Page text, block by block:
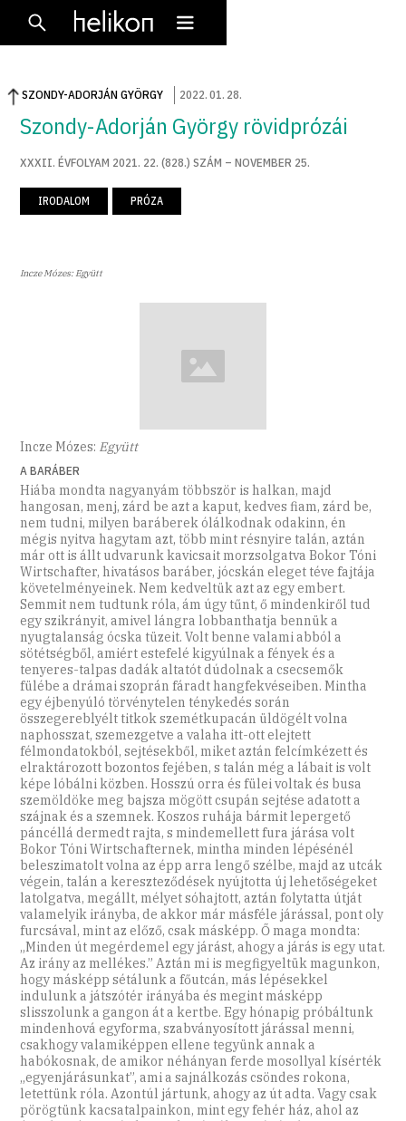
SZONDY-ADORJÁN GYÖRGY 2022.01. 28.
Szondy-Adorján György rövidprózái
XXXII. ÉVFOLYAM 2021. 22. (828.) SZÁM – NOVEMBER 25.
IRODALOM PRÓZA
Incze Mózes: Együtt
Incze Mózes: Együtt
A BARÁBER
Hiába mondta nagyanyám többször is halkan, majd
hangosan, menj, zárd be azt a kaput, kedves fiam, zárd be,
nem tudni, milyen baráberek ólálkodnak odakinn, én
mégis nyitva hagytam azt, több mint résnyire talán, aztán
már ott is állt udvarunk kavicsait morzsolgatva Bokor Tóni
Wirtschafter, hivatásos baráber, jócskán eleget téve fajtája
követelményeinek. Nem kedveltük azt az egy embert.
Semmit nem tudtunk róla, ám úgy tűnt, ő mindenkiről tud
egy szikrányit, amivel lángra lobbanthatja bennük a
nyugtalanság ócska tüzeit. Volt benne valami abból a
sötétségből, amiért estefelé kigyúlnak a fények és a
tenyeres-talpas dadák altatót dúdolnak a csecsemők
fülébe a drámai szoprán fáradt hangfekvéseiben. Mintha
egy éjbenyúló törvénytelen ténykedés során
összegereblyélt titkok szemétkupacán üldögélt volna
naphosszat, szemezgetve a valaha itt-ott elejtett
félmondatokból, sejtésekből, miket aztán felcímkézett és
elraktározott bozontos fejében, s talán még a lábait is volt
képe lóbálni közben. Hosszú orra és fülei voltak és busa
szemöldöke meg bajsza mögött csupán sejtése adatott a
szájnak és a szemnek. Koszos ruhája bármit lepergető
páncéllá dermedt rajta, s mindemellett fura járása volt
Bokor Tóni Wirtschafternek, mintha minden lépésénél
beleszimatolt volna az épp arra lengő szélbe, majd az utcák
végein, talán a kereszteződések nyújtotta új lehetőségeket
latolgatva, megállt, mélyet sóhajtott, aztán folytatta útját
valamelyik irányba, de akkor már másféle járással, pont oly
furcsával, mint az előző, csak másképp. Ő maga mondta:
„Minden út megérdemel egy járást, ahogy a járás is egy utat.
Az irány az mellékes.” Aztán mi is megfigyeltük magunkon,
hogy másképp sétálunk a főutcán, más lépésekkel
indulunk a játszótér irányába és megint másképp
slisszolunk a gangon át a kertbe. Egy hónapig próbáltunk
mindenhová egyforma, szabványosított járással menni,
csakhogy valamiképpen ellene tegyünk annak a
habókosnak, de amikor néhányan ferde mosollyal kísérték
„egyenjárásunkat”, ami a sajnálkozás csöndes rokona,
letettünk róla. Azontúl jártunk, ahogy az út adta. Vagy csak
pörögtünk kacsatalpainkon, mint egy fehér ház, ahol az